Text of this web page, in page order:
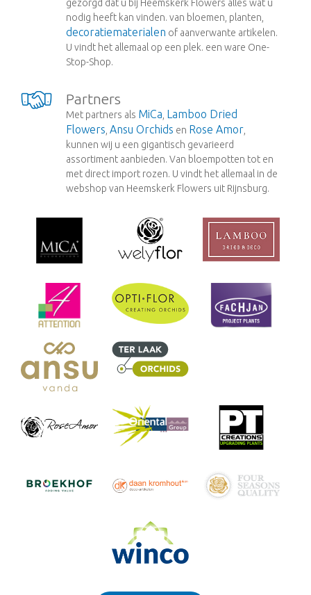
gezorgd dat u bij Heemskerk Flowers alles wat u
nodig heeft kan vinden. van bloemen, planten,
decoratiematerialen of aanverwante artikelen.
U vindt het allemaal op een plek. een ware One-
Stop-Shop.
Partners
Met partners als MiCa Lamboo Dried
Flowers ,Ansu Orchids en Rose Amor
kunnen wij u een gigantisch gevarieerd
assortiment aanbieden. Van bloempotten tot en
met direct import rozen. U vindt het allemaal in de
webshop van Heemskerk Flowers uit Rijnsburg.